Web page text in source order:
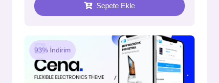
Sepete Ekle
93% İndirim